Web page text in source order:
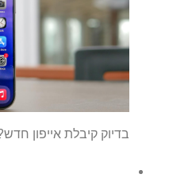
בדיוק קיבלת אייפון